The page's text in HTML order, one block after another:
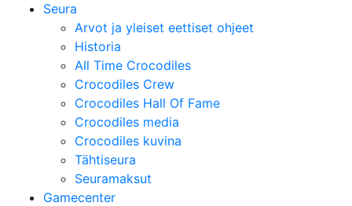
Seura
Arvot ja yleiset eettiset ohjeet
Historia
All Time Crocodiles
Crocodiles Crew
Crocodiles Hall Of Fame
Crocodiles media
Crocodiles kuvina
Tähtiseura
Seuramaksut
Gamecenter